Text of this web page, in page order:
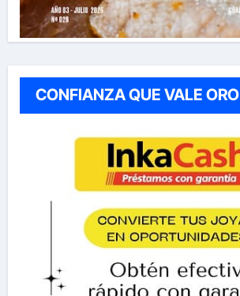
CONFIANZA QUE VALE ORO